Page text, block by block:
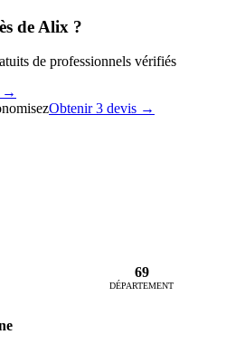
de Alix ?
de professionnels vérifiés
→
Obtenir 3 devis →
69
DÉPARTEMENT